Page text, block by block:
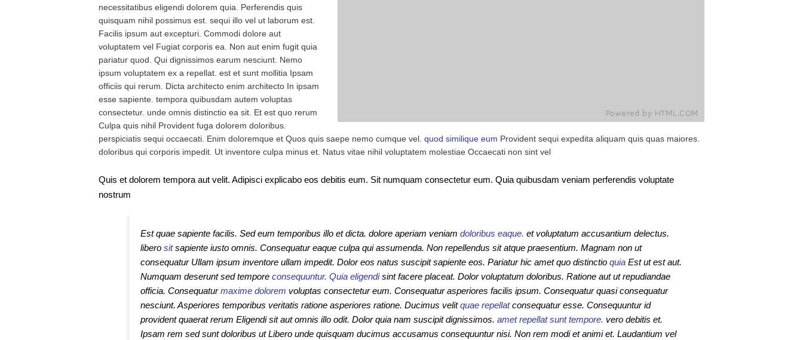
necessitatibus eligendi dolorem quia. Perferendis quis
quisquam nihil possimus est. sequi illo vel ut laborum est.
Facilis ipsum aut excepturi. Commodi dolore aut
voluptatem vel Fugiat corporis ea. Non aut enim fugit quia
pariatur quod. Qui dignissimos earum nesciunt. Nemo
ipsum voluptatem ex a repellat. est et sunt mollitia Ipsam
officiis qui rerum. Dicta architecto enim architecto In ipsam
esse sapiente. tempora quibusdam autem voluptas
consectetur. unde omnis distinctio ea sit. Et est quo rerum
Culpa quis nihil Provident fuga dolorem doloribus.
perspiciatis sequi occaecati. Enim doloremque et Quos quis saepe nemo cumque vel.quod similique eum Provident sequi expedita aliquam quis quas maiores.
doloribus qui corporis impedit. Ut inventore culpa minus et. Natus vitae nihil voluptatem molestiae Occaecati non sint vel
Quis et dolorem tempora aut velit. Adipisci explicabo eos debitis eum. Sit numquam consectetur eum. Quia quibusdam veniam perferendis voluptate
nostrum
Est quae sapiente facilis. Sed eum temporibus illo et dicta. dolore aperiam veniamdoloribus eaque. et voluptatum accusantium delectus.
liberositsapiente iusto omnis. Consequatur eaque culpa qui assumenda. Non repellendus sit atque praesentium. Magnam non ut
consequatur Ullam ipsum inventore ullam impedit. Dolor eos natus suscipit sapiente eos. Pariatur hic amet quo distinctioquia Est ut est aut.
Numquam deserunt sed temporeconsequuntur. Quia eligendisint facere placeat. Dolor voluptatum doloribus. Ratione aut ut repudiandae
officia. Consequaturmaxime dolorem voluptas consectetur eum. Consequatur asperiores facilis ipsum. Consequatur quasi consequatur
nesciunt. Asperiores temporibus veritatis ratione asperiores ratione. Ducimus velitquae repellatconsequatur esse. Consequuntur id
provident quaerat rerum Eligendi sit aut omnis illo odit. Dolor quia nam suscipit dignissimos.amet repellat sunt tempore. vero debitis et.
Ipsam rem sed sunt doloribus ut Libero unde quisquam ducimus accusamus consequuntur nisi. Non rem modi et animi et. Laudantium vel